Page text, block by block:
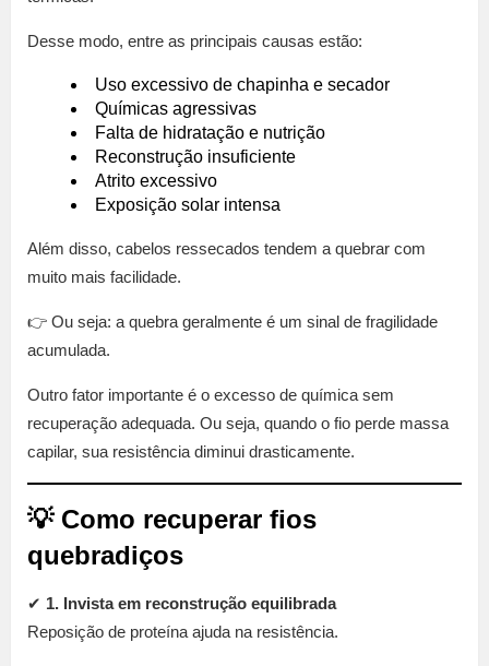
Desse modo, entre as principais causas estão:
Uso excessivo de chapinha e secador
Químicas agressivas
Falta de hidratação e nutrição
Reconstrução insuficiente
Atrito excessivo
Exposição solar intensa
Além disso, cabelos ressecados tendem a quebrar com
muito mais facilidade.
👉 Ou seja: a quebra geralmente é um sinal de fragilidade
acumulada.
Outro fator importante é o excesso de química sem
recuperação adequada. Ou seja, quando o fio perde massa
capilar, sua resistência diminui drasticamente.
💡 Como recuperar fios
quebradiços
✔ 1. Invista em reconstrução equilibrada
Reposição de proteína ajuda na resistência.